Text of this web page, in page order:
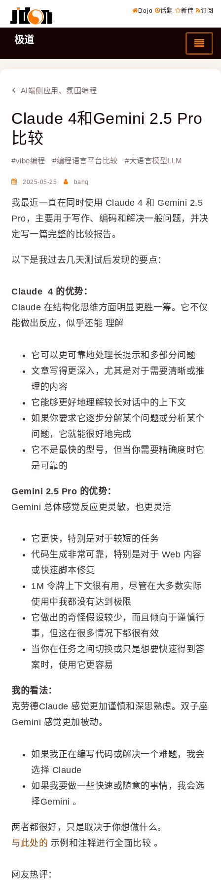
Dojo 话题 新佳 订阅
极道
AI端侧应用、氛围编程
Claude 4和Gemini 2.5 Pro
比较
#vibe编程 #编程语言平台比较 #大语言模型LLM
2025-05-25 banq
我最近一直在同时使用 Claude 4 和 Gemini 2.5
Pro，主要用于写作、编码和解决一般问题，并决
定写一篇完整的比较报告。
以下是我过去几天测试后发现的要点：
Claude 4 的优势：
Claude 在结构化思维方面明显更胜一筹。它不仅
能做出反应，似乎还能 理解
它可以更可靠地处理长提示和多部分问题
文章写得更深入，尤其是对于需要清晰或推
理的内容
它能够更好地理解较长对话中的上下文
如果你要求它逐步分解某个问题或分析某个
问题，它就能很好地完成
它不是最快的型号，但当你需要精确度时它
是可靠的
Gemini 2.5 Pro 的优势：
Gemini 总体感觉反应更灵敏，也更灵活
它更快，特别是对于较短的任务
代码生成非常可靠，特别是对于 Web 内容
或快速脚本修复
1M 令牌上下文很有用，尽管在大多数实际
使用中我都没有达到极限
它做出的奇怪假设较少，而且倾向于谨慎行
事，但这在很多情况下都很有效
当你在任务之间切换或只是想要快速得到答
案时，使用它更容易
我的看法：
克劳德Claude 感觉更加谨慎和深思熟虑。双子座
Gemini 感觉更加被动。
如果我正在编写代码或解决一个难题，我会
选择 Claude
如果我要做一些快速或随意的事情，我会选
择Gemini 。
两者都很好，只是取决于你想做什么。
与此处的 示例和注释进行全面比较 。
网友热评：